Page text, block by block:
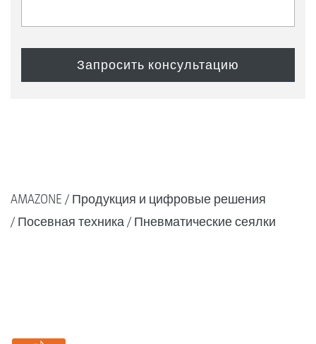
AMAZONE
Продукция и цифровые решения
Посевная техника
Пневматические сеялки